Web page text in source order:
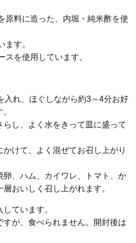
原料に造った、内堀・純米酢を使
す。
を使用しています。
れ、ほぐしながら約3～4分お好
し、よく水をきって皿に盛って
けて、よく混ぜてお召し上がり
卵、ハム、カイワレ、トマト、か
おいしく召し上がれます。
ています。
すが、食べられません。開封後は